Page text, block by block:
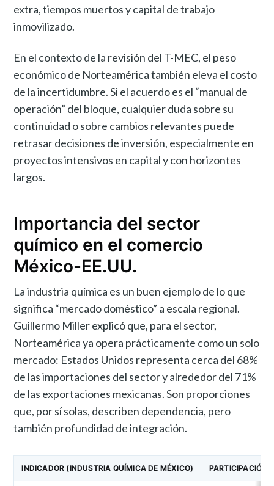
extra, tiempos muertos y capital de trabajo
inmovilizado.
En el contexto de la revisión del T-MEC, el peso
económico de Norteamérica también eleva el costo
de la incertidumbre. Si el acuerdo es el “manual de
operación” del bloque, cualquier duda sobre su
continuidad o sobre cambios relevantes puede
retrasar decisiones de inversión, especialmente en
proyectos intensivos en capital y con horizontes
largos.
Importancia del sector
químico en el comercio
México-EE.UU.
La industria química es un buen ejemplo de lo que
significa “mercado doméstico” a escala regional.
Guillermo Miller explicó que, para el sector,
Norteamérica ya opera prácticamente como un solo
mercado: Estados Unidos representa cerca del 68%
de las importaciones del sector y alrededor del 71%
de las exportaciones mexicanas. Son proporciones
que, por sí solas, describen dependencia, pero
también profundidad de integración.
INDICADOR (INDUSTRIA QUÍMICA DE MÉXICO) PARTICIPACIÓN